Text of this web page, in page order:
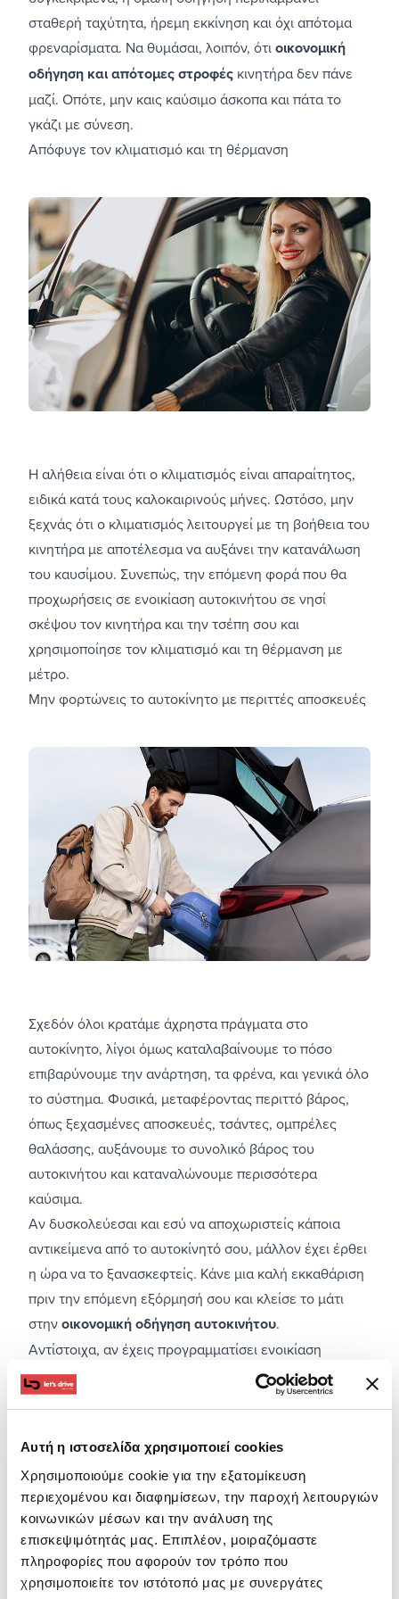
Αυτή η ιστοσελίδα χρησιμοποιεί cookies
Χρησιμοποιούμε cookie για την εξατομίκευση
περιεχομένου και διαφημίσεων, την παροχή λειτουργιών
κοινωνικών μέσων και την ανάλυση της
επισκεψιμότητάς μας. Επιπλέον, μοιραζόμαστε
πληροφορίες που αφορούν τον τρόπο που
χρησιμοποιείτε τον ιστότοπό μας με συνεργάτες
σταθερή ταχύτητα, ήρεμη εκκίνηση και όχι απότομα
φρεναρίσματα. Να θυμάσαι, λοιπόν, ότιοικονομική
οδήγηση και απότομες στροφές κινητήρα δεν πάνε
μαζί. Οπότε, μην καις καύσιμο άσκοπα και πάτα το
γκάζι με σύνεση.
Απόφυγε τον κλιματισμό και τη θέρμανση
Η αλήθεια είναι ότι ο κλιματισμός είναι απαραίτητος,
ειδικά κατά τους καλοκαιρινούς μήνες. Ωστόσο, μην
ξεχνάς ότι ο κλιματισμός λειτουργεί με τη βοήθεια του
κινητήρα με αποτέλεσμα να αυξάνει την κατανάλωση
του καυσίμου. Συνεπώς, την επόμενη φορά που θα
προχωρήσεις σε ενοικίαση αυτοκινήτου σε νησί
σκέψου τον κινητήρα και την τσέπη σου και
χρησιμοποίησε τον κλιματισμό και τη θέρμανση με
μέτρο.
Μην φορτώνεις το αυτοκίνητο με περιττές αποσκευές
Σχεδόν όλοι κρατάμε άχρηστα πράγματα στο
αυτοκίνητο, λίγοι όμως καταλαβαίνουμε το πόσο
επιβαρύνουμε την ανάρτηση, τα φρένα, και γενικά όλο
το σύστημα. Φυσικά, μεταφέροντας περιττό βάρος,
όπως ξεχασμένες αποσκευές, τσάντες, ομπρέλες
θαλάσσης, αυξάνουμε το συνολικό βάρος του
αυτοκινήτου και καταναλώνουμε περισσότερα
καύσιμα.
Αν δυσκολεύεσαι και εσύ να αποχωριστείς κάποια
αντικείμενα από το αυτοκίνητό σου, μάλλον έχει έρθει
η ώρα να το ξανασκεφτείς. Κάνε μια καλή εκκαθάριση
πριν την επόμενη εξόρμησή σου και κλείσε το μάτι
στηνοικονομική οδήγηση αυτοκινήτου.
Αντίστοιχα, αν έχεις προγραμματίσει ενοικίαση
αυτοκινήτου φρόντισε να πάρεις μαζί σου μόνο τα
απαραίτητα, έτσι ώστε να διατηρήσεις το αυτοκίνητό
Διάλεξε δρόμους με λιγότερη κίνηση